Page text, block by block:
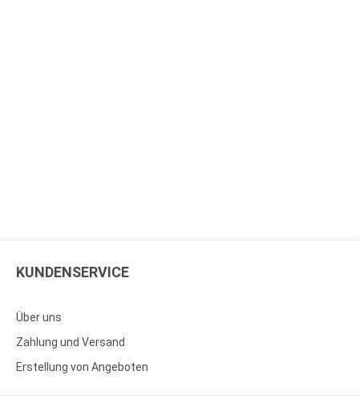
KUNDENSERVICE
Über uns
Zahlung und Versand
Erstellung von Angeboten